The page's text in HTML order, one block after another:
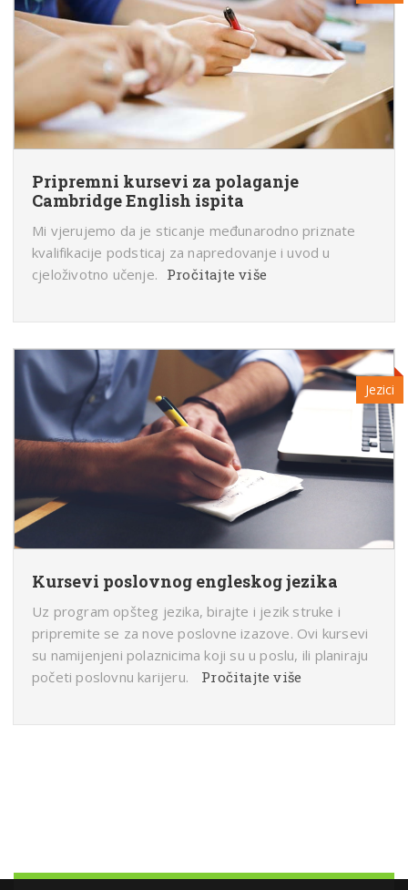
Pripremni kursevi za polaganje
Cambridge English ispita
Mi vjerujemo da je sticanje međunarodno priznate
kvalifikacije podsticaj za napredovanje i uvod u
cjeloživotno učenje. Pročitajte više
Jezici
Kursevi poslovnog engleskog jezika
Uz program opšteg jezika, birajte i jezik struke i
pripremite se za nove poslovne izazove. Ovi kursevi
su namijenjeni polaznicima koji su u poslu, ili planiraju
početi poslovnu karijeru.
Pročitajte više